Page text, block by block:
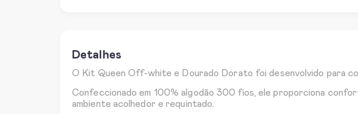
Detalhes
O Kit Queen Off-white e Dourado Dorato foi desenvolvido para
Confeccionado em 100% algodão 300 fios, ele proporciona
ambiente acolhedor e requintado.